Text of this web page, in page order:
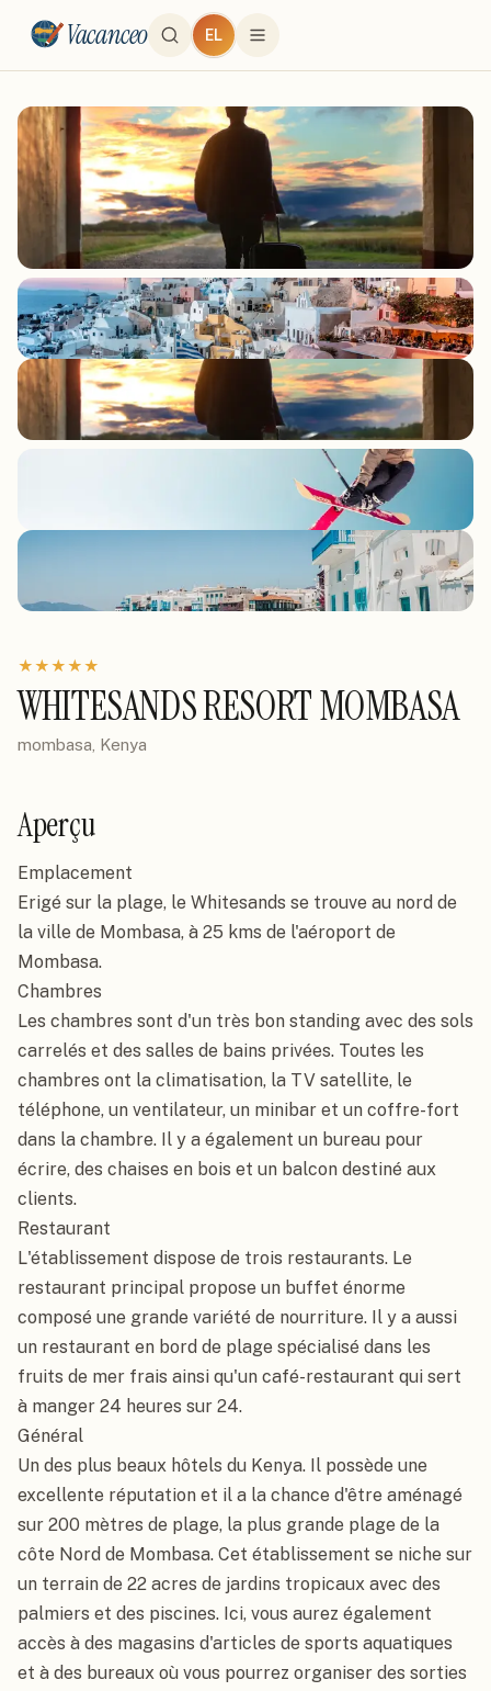
Vacanceo EL
★★★★★
WHITESANDS RESORT MOMBASA
mombasa, Kenya
Aperçu
Emplacement
Erigé sur la plage, le Whitesands se trouve au nord de
la ville de Mombasa, à 25 kms de l'aéroport de
Mombasa.
Chambres
Les chambres sont d'un très bon standing avec des sols
carrelés et des salles de bains privées. Toutes les
chambres ont la climatisation, la TV satellite, le
téléphone, un ventilateur, un minibar et un coffre-fort
dans la chambre. Il y a également un bureau pour
écrire, des chaises en bois et un balcon destiné aux
clients.
Restaurant
L'établissement dispose de trois restaurants. Le
restaurant principal propose un buffet énorme
composé une grande variété de nourriture. Il y a aussi
un restaurant en bord de plage spécialisé dans les
fruits de mer frais ainsi qu'un café-restaurant qui sert
à manger 24 heures sur 24.
Général
Un des plus beaux hôtels du Kenya. Il possède une
excellente réputation et il a la chance d'être aménagé
sur 200 mètres de plage, la plus grande plage de la
côte Nord de Mombasa. Cet établissement se niche sur
un terrain de 22 acres de jardins tropicaux avec des
palmiers et des piscines. Ici, vous aurez également
accès à des magasins d'articles de sports aquatiques
et à des bureaux où vous pourrez organiser des sorties